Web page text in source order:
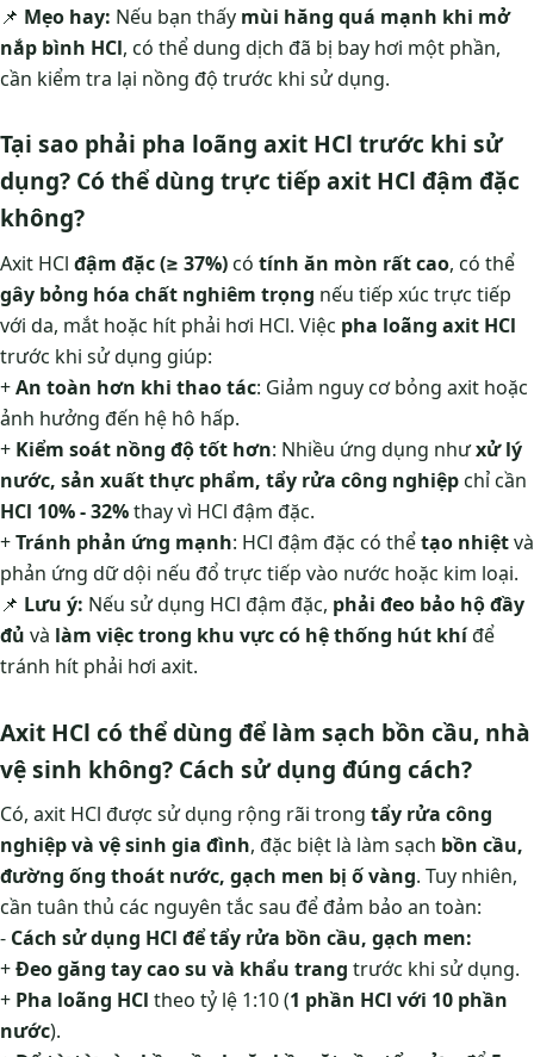
📌 Mẹo hay: Nếu bạn thấy mùi hăng quá mạnh khi mở
nắp bình HCl, có thể dung dịch đã bị bay hơi một phần,
cần kiểm tra lại nồng độ trước khi sử dụng.
Tại sao phải pha loãng axit HCl trước khi sử
dụng? Có thể dùng trực tiếp axit HCl đậm đặc
không?
Axit HCl đậm đặc (≥ 37%)có tính ăn mòn rất cao, có thể
gây bỏng hóa chất nghiêm trọng nếu tiếp xúc trực tiếp
với da, mắt hoặc hít phải hơi HCl. Việc pha loãng axit HCl
trước khi sử dụng giúp:
+An toàn hơn khi thao tác: Giảm nguy cơ bỏng axit hoặc
ảnh hưởng đến hệ hô hấp.
+ Kiểm soát nồng độ tốt hơn: Nhiều ứng dụng nhưxử lý
nước, sản xuất thực phẩm, tẩy rửa công nghiệpchỉ cần
HCl 10% - 32%thay vì HCl đậm đặc.
+Tránh phản ứng mạnh: HCl đậm đặc có thểtạo nhiệtvà
phản ứng dữ dội nếu đổ trực tiếp vào nước hoặc kim loại.
📌 Lưu ý: Nếu sử dụng HCl đậm đặc, phải đeo bảo hộ đầy
đủ và làm việc trong khu vực có hệ thống hút khíđể
tránh hít phải hơi axit.
Axit HCl có thể dùng để làm sạch bồn cầu, nhà
vệ sinh không? Cách sử dụng đúng cách?
Có, axit HCl được sử dụng rộng rãi trong tẩy rửa công
nghiệp và vệ sinh gia đình, đặc biệt là làm sạch bồn cầu,
đường ống thoát nước, gạch men bị ố vàng. Tuy nhiên,
cần tuân thủ các nguyên tắc sau để đảm bảo an toàn:
- Cách sử dụng HCl để tẩy rửa bồn cầu, gạch men:
+Đeo găng tay cao su và khẩu trang trước khi sử dụng.
+ Pha loãng HCl theo tỷ lệ 1:10 (1 phần HCl với 10 phần
nước).